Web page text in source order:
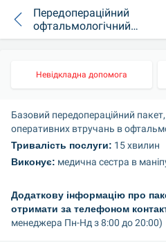
Передопераційний
офтальмологічний
пакет. Базовий
Невідкладна допомога
Базовий передопераційний
оперативних втручань в
Тривалість послуги: 15 хвилин
Виконує: медична сестра в
Додаткову інформацію про
отримати за телефоном
менеджера Пн-Нд з 8:00 до 20:00)